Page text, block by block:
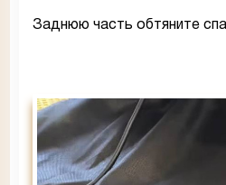
Заднюю часть обтяните